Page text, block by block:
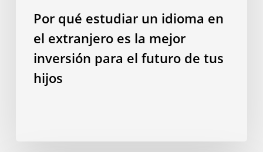
futuro
Por qué estudiar un idioma en
el extranjero es la mejor
inversión para el futuro de tus
hijos